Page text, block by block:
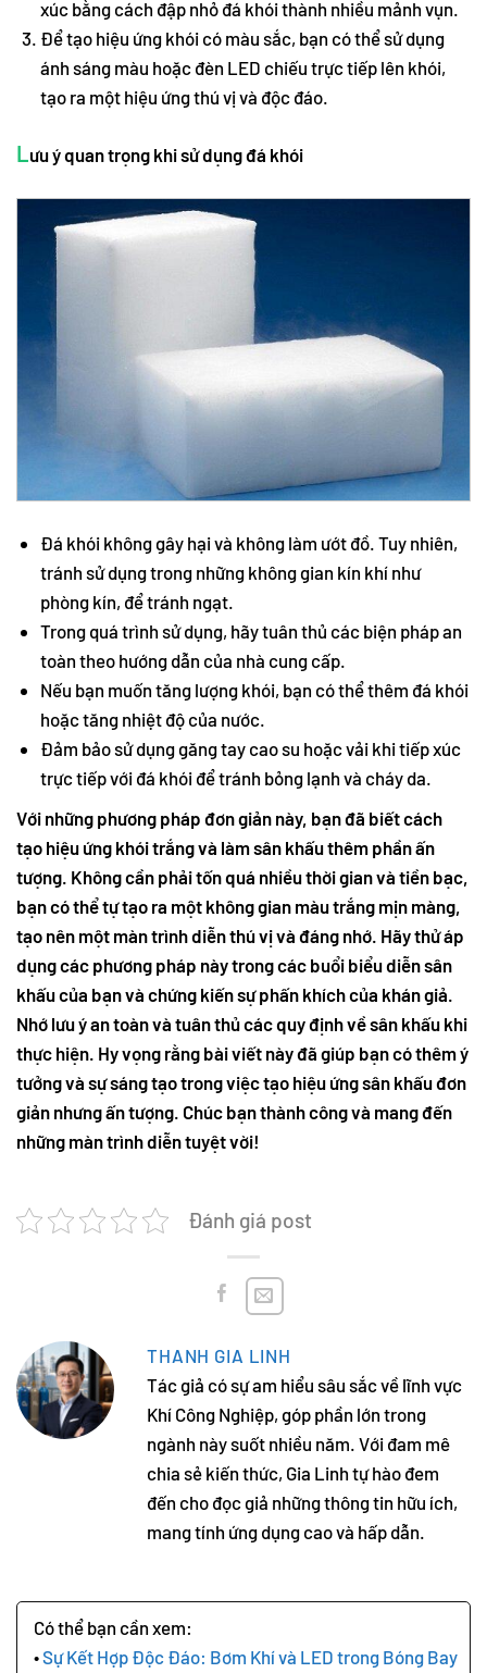
xúc bằng cách đập nhỏ đá khói thành nhiều mảnh vụn.
Để tạo hiệu ứng khói có màu sắc, bạn có thể sử dụng
ánh sáng màu hoặc đèn LED chiếu trực tiếp lên khói,
tạo ra một hiệu ứng thú vị và độc đáo.
Lưu ý quan trọng khi sử dụng đá khói
Đá khói không gây hại và không làm ướt đồ. Tuy nhiên,
tránh sử dụng trong những không gian kín khí như
phòng kín, để tránh ngạt.
Trong quá trình sử dụng, hãy tuân thủ các biện pháp an
toàn theo hướng dẫn của nhà cung cấp.
Nếu bạn muốn tăng lượng khói, bạn có thể thêm đá khói
hoặc tăng nhiệt độ của nước.
Đảm bảo sử dụng găng tay cao su hoặc vải khi tiếp xúc
trực tiếp với đá khói để tránh bỏng lạnh và cháy da.
Với những phương pháp đơn giản này, bạn đã biết cách
tạo hiệu ứng khói trắng và làm sân khấu thêm phần ấn
tượng. Không cần phải tốn quá nhiều thời gian và tiền bạc,
bạn có thể tự tạo ra một không gian màu trắng mịn màng,
tạo nên một màn trình diễn thú vị và đáng nhớ. Hãy thử áp
dụng các phương pháp này trong các buổi biểu diễn sân
khấu của bạn và chứng kiến sự phấn khích của khán giả.
Nhớ lưu ý an toàn và tuân thủ các quy định về sân khấu khi
thực hiện. Hy vọng rằng bài viết này đã giúp bạn có thêm ý
tưởng và sự sáng tạo trong việc tạo hiệu ứng sân khấu đơn
giản nhưng ấn tượng. Chúc bạn thành công và mang đến
những màn trình diễn tuyệt vời!
Đánh giá post
THANH GIA LINH
Tác giả có sự am hiểu sâu sắc về lĩnh vực
Khí Công Nghiệp, góp phần lớn trong
ngành này suốt nhiều năm. Với đam mê
chia sẻ kiến thức, Gia Linh tự hào đem
đến cho đọc giả những thông tin hữu ích,
mang tính ứng dụng cao và hấp dẫn.
Sự Kết Hợp Độc Đáo: Bơm Khí và LED trong Bóng Bay